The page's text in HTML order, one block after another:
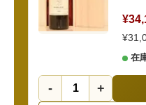
在
- +